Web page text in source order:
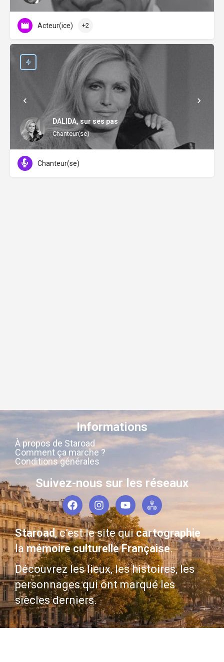
Acteur(ice) +2
DALIDA, sur ses pas
Chanteur(se)
Chanteur(se)
Informations
À propos de Staroad
Comment ça marche ?
Conditions générales
Suivez-nous sur les réseaux
Staroad, c’est le site quicartographie
lamémoire culturelle Française.
Découvrez les lieux, les histoires, les
personnages qui ont marqué les
siècles derniers.